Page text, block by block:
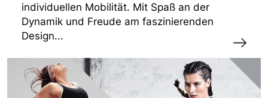
individuellen Mobilität. Mit Spaß an der
Dynamik und Freude am faszinierenden
Design...